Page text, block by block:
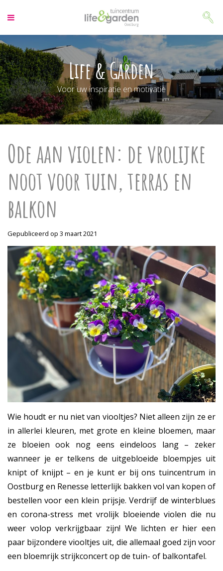
a
a
r
c
o
n
t
e
n
Life & Garden
Voor uw inspiratie en motivatie
Ode aan violen: de vrolijke
noot voor tuin, terras en
balkon
Gepubliceerd op 3 maart 2021
Wie houdt er nu niet van viooltjes? Niet alleen zijn ze er
in allerlei kleuren, met grote en kleine bloemen, maar
ze bloeien ook nog eens eindeloos lang – zeker
wanneer je er telkens de uitgebloeide bloempjes uit
knipt of knijpt – en je kunt er bij ons tuincentrum in
Oostburg en Renesse letterlijk bakken vol van kopen of
bestellen voor een klein prijsje. Verdrijf de winterblues
en corona-stress met vrolijk bloeiende violen die nu
weer volop verkrijgbaar zijn! We lichten er hier een
paar bijzondere viooltjes uit, die allemaal goed zijn voor
een bloemrijk strijkconcert op de tuin- of balkontafel.